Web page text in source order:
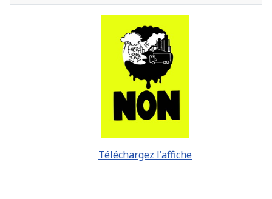
Téléchargez l'affiche